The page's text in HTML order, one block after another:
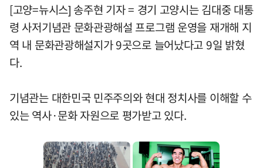
[고양=뉴시스] 송주현 기자 = 경기 고양시는 김대중 대통
령 사저기념관 문화관광해설 프로그램 운영을 재개해 지
역 내 문화관광해설지가 9곳으로 늘어났다고 9일 밝혔
다.
기념관는 대한민국 민주주의와 현대 정치사를 이해할 수
있는 역사·문화 자원으로 평가받고 있다.